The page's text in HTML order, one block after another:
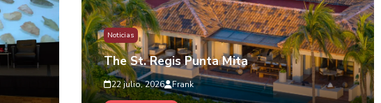
Noticias
The St. Regis Punta Mita
22 julio, 2026 Frank